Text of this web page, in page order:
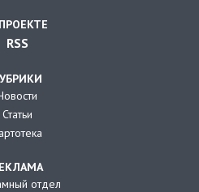
RSS
Статьи
отдел